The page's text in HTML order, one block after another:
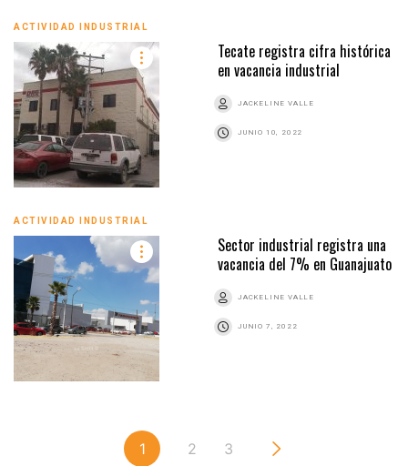
ACTIVIDAD INDUSTRIAL
Tecate registra cifra histórica
en vacancia industrial
JACKELINE VALLE
JUNIO 10, 2022
ACTIVIDAD INDUSTRIAL
Sector industrial registra una
vacancia del 7% en Guanajuato
JACKELINE VALLE
JUNIO 7, 2022
1 2 3